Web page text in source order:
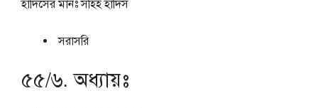
হাদিসের মানঃসহিহ হাদিস
সরাসরি
৫৫/৬. অধ্যায়ঃ